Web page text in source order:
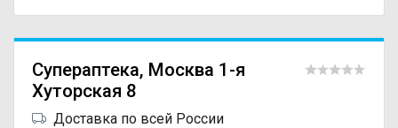
Супераптека, Москва 1-я
Хуторская 8
Доставка по всей России